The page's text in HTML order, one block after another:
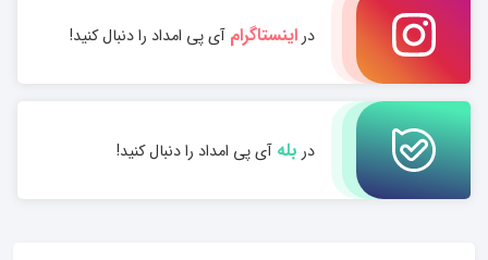
دراینستاگرامآی پی امداد را دنبال کنید!
در بلهآی پی امداد را دنبال کنید!